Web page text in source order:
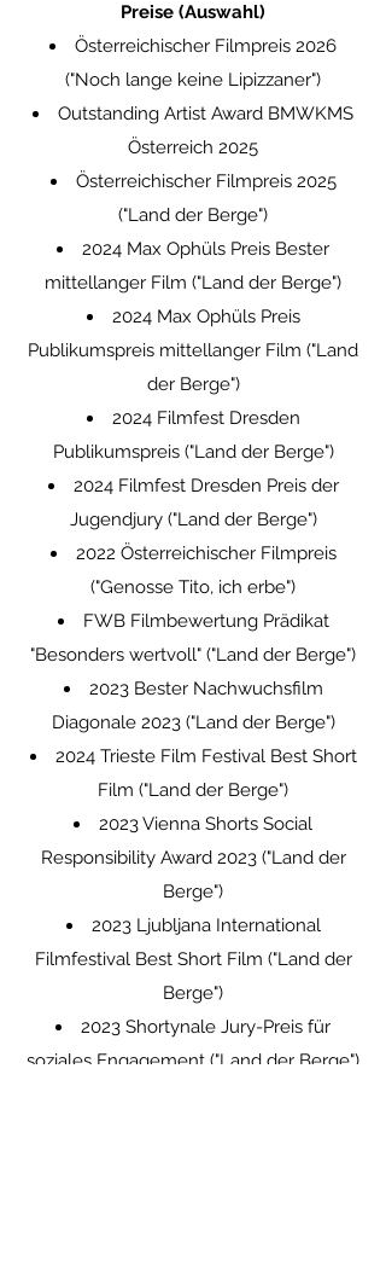
Preise (Auswahl)
Österreichischer Filmpreis 2026
("Noch lange keine Lipizzaner")
Outstanding Artist Award BMWKMS
Österreich 2025
Österreichischer Filmpreis 2025
("Land der Berge")
2024 Max Ophüls Preis Bester
mittellanger Film ("Land der Berge")
2024 Max Ophüls Preis
Publikumspreis mittellanger Film ("Land
der Berge")
2024 Filmfest Dresden
Publikumspreis ("Land der Berge")
2024 Filmfest Dresden Preis der
Jugendjury ("Land der Berge")
2022 Österreichischer Filmpreis
("Genosse Tito, ich erbe")
FWB Filmbewertung Prädikat
"Besonders wertvoll" ("Land der Berge")
2023 Bester Nachwuchsfilm
Diagonale 2023 ("Land der Berge")
2024 Trieste Film Festival Best Short
Film ("Land der Berge")
2023 Vienna Shorts Social
Responsibility Award 2023 ("Land der
Berge")
2023 Ljubljana International
Filmfestival Best Short Film ("Land der
Berge")
2023 Shortynale Jury-Preis für
soziales Engagement ("Land der Berge")